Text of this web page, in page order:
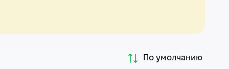
По умолчанию